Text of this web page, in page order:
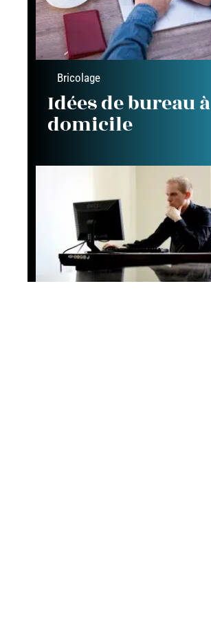
Bricolage
Idées de bureau à
domicile